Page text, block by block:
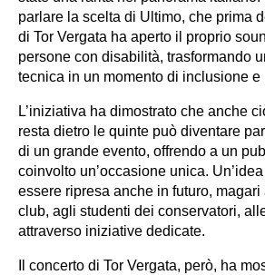
parlare la scelta di Ultimo, che prima
di Tor Vergata ha aperto il proprio
persone con disabilità, trasformando
tecnica in un momento di inclusione e
L’iniziativa ha dimostrato che anche
resta dietro le quinte può diventare
di un grande evento, offrendo a un
coinvolto un’occasione unica.
essere ripresa anche in futuro,
club, agli studenti dei conservatori,
attraverso iniziative dedicate.
Il concerto di Tor Vergata, però, ha